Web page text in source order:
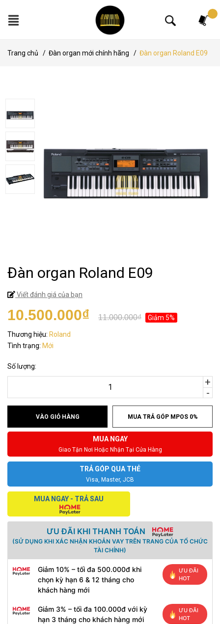
Trang chủ / Đàn organ mới chính hãng / Đàn organ Roland E09
Đàn organ Roland E09
Viết đánh giá của bạn
10.500.000₫ 11.000.000₫ Giảm 5%
Thương hiệu: Roland
Tình trạng: Mới
Số lượng:
-
+
VÀO GIỎ HÀNG MUA TRẢ GÓP MPOS 0%
MUA NGAY
Giao Tận Nơi Hoặc Nhận Tại Cửa Hàng
TRẢ GÓP QUA THẺ
Visa, Master, JCB
MUA NGAY - TRẢ SAU
ƯU ĐÃI KHI THANH TOÁN
(SỬ DỤNG KHI XÁC NHẬN KHOẢN VAY TRÊN TRANG CỦA TỔ CHỨC
TÀI CHÍNH)
Giảm 10% – tối đa 500.000đ khi
chọn kỳ hạn 6 & 12 tháng cho
khách hàng mới
ƯU ĐÃI
HOT
Giảm 3% – tối đa 100.000đ với kỳ
hạn 3 tháng cho khách hàng mới
ƯU ĐÃI
HOT